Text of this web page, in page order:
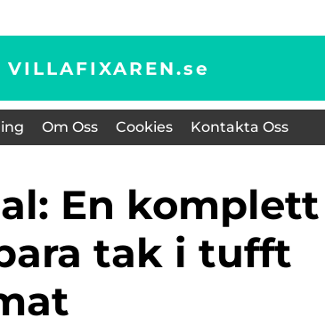
VILLAFIXAREN.se
Om Oss Cookies Kontakta Oss
tak i tufft